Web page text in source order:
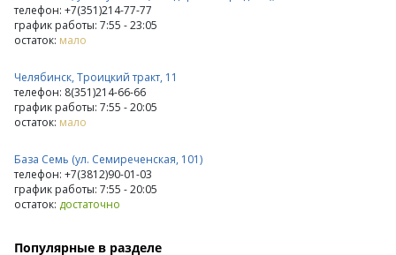
телефон: +7(351)214-77-77
график работы: 7:55 - 23:05
остаток: мало
Челябинск, Троицкий тракт, 11
телефон: 8(351)214-66-66
график работы: 7:55 - 20:05
остаток: мало
База Семь (ул. Семиреченская, 101)
телефон: +7(3812)90-01-03
график работы: 7:55 - 20:05
остаток: достаточно
Популярные в разделе